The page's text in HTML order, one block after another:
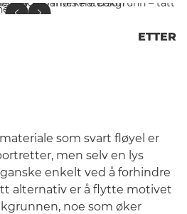
ETTER
som svart fløyel er
men selv en lys
enkelt ved å forhindre
alternativ er å flytte motivet
noe som øker